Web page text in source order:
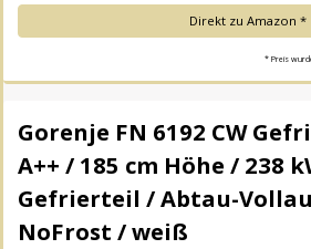
Direkt zu Amazon *
* Preis
Gorenje FN 6192 CW
A++ / 185 cm Höhe / 238
Gefrierteil / Abtau-
NoFrost / weiß